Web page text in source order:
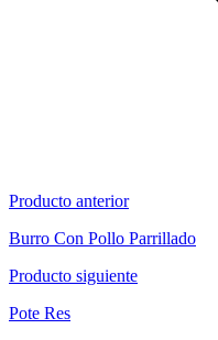
Producto anterior
Burro Con Pollo Parrillado
Producto siguiente
Pote Res